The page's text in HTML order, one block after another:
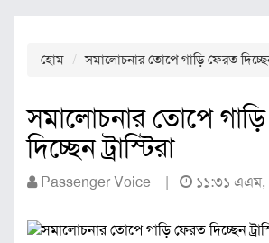
হোম সমালোচনার তোপে গাড়ি ফেরত দিচ্ছেন
সমালোচনার তোপে
দিচ্ছেন ট্রাস্টিরা
Passenger Voice | ১১:৩১